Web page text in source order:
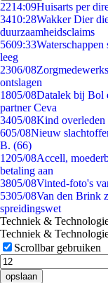
2214:09Huisarts per
3410:28Wakker Dier
duurzaamheidsclaims
5609:33Waterschappen
leeg
2306/08
ontslagen
1805/08Datalek bij Bol
partner Ceva
3405/08Kind overleden
605/08Nieuw
B. (66)
1205/08Accell,
betaling aan
3805/08Vinted-foto's
5305/08Van den Brink
spreidingswet
Techniek &
Techniek &
Scrollbar gebruiken
opslaan